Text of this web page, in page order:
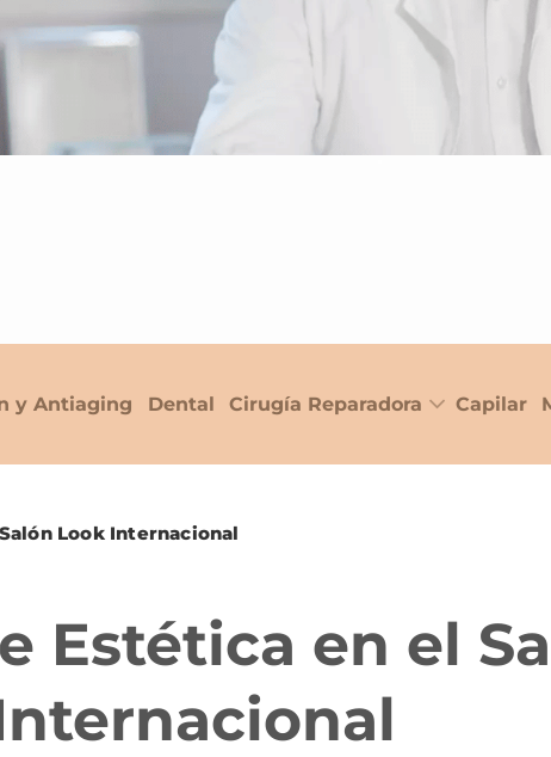
y Antiaging Dental Cirugía Reparadora Capilar
Look Internacional
Estética en el